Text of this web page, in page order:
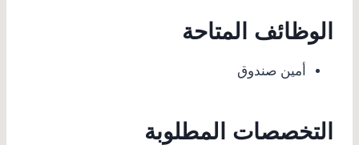
الوظائف المتاحة
أمين صندوق
التخصصات المطلوبة